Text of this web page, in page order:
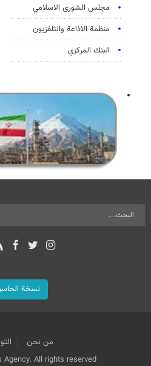
مجلس الشورى الاسلامي
منظمة الاذاعة والتلفزیون
البنك المركزي
نسخة
من نحن
All rights reserved